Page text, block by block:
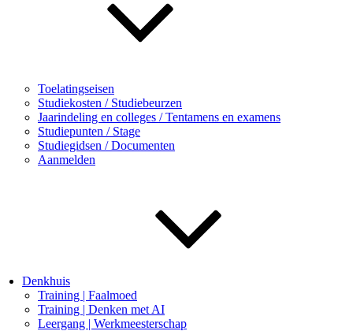
Toelatingseisen
Studiekosten / Studiebeurzen
Jaarindeling en colleges / Tentamens en examens
Studiepunten / Stage
Studiegidsen / Documenten
Aanmelden
Denkhuis
Training | Faalmoed
Training | Denken met AI
Leergang | Werkmeesterschap